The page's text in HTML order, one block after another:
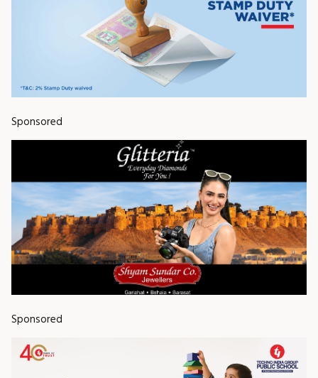
Sponsored
Sponsored